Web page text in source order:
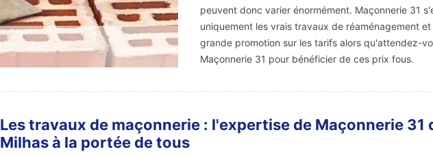
peuvent donc varier énormément. Maçonnerie 31
uniquement les vrais travaux de réaménagement
grande promotion sur les tarifs alors qu'attendez-
Maçonnerie 31 pour bénéficier de ces prix fous.
Les travaux de maçonnerie : l'expertise de Maçonnerie 31
Milhas à la portée de tous